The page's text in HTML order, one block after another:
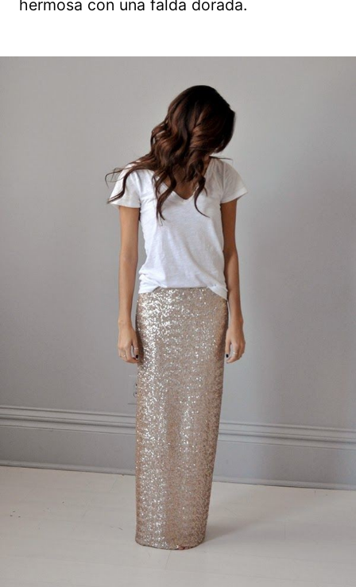
hermosa con una falda dorada.